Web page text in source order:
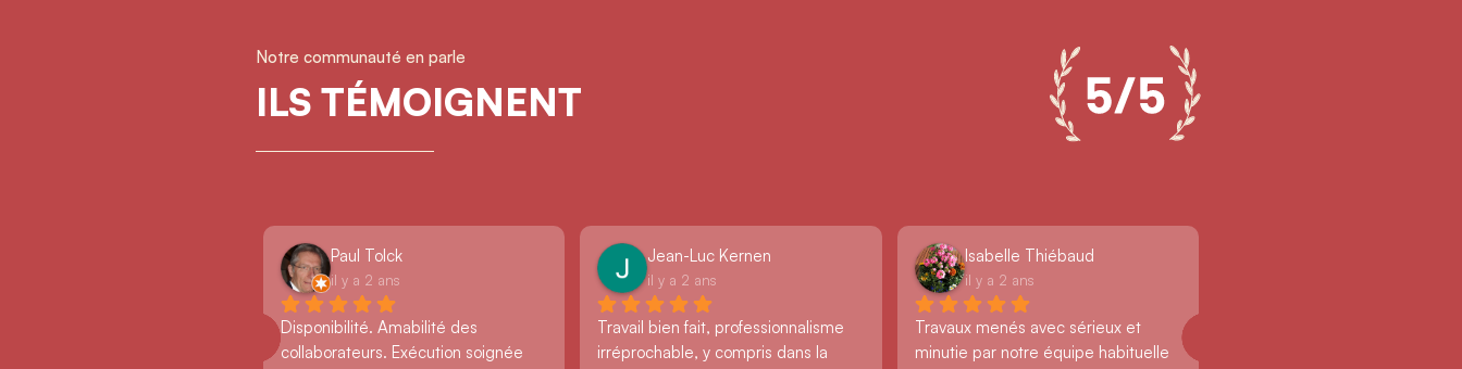
Notre communauté en parle
ILS TÉMOIGNENT
Paul Tolck
il y a 2 ans
Disponibilité. Amabilité des
collaborateurs. Exécution soignée
Jean-Luc Kernen
il y a 2 ans
Travail bien fait, professionnalisme
irréprochable, y compris dans la
Isabelle Thiébaud
il y a 2 ans
Travaux menés avec sérieux et
minutie par notre équipe habituelle